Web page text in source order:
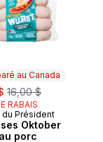
au Canada
, formerly:
16,00 $
RABAIS
au Canada
du Président
Oktober
porc